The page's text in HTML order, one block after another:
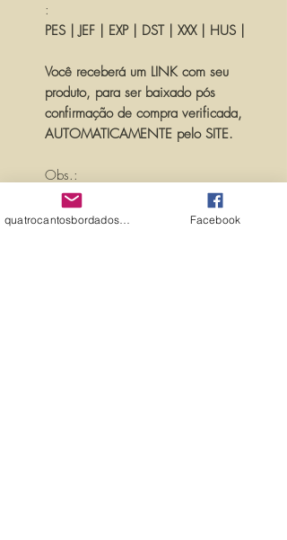
:
PES | JEF | EXP | DST | XXX | HUS |
Você receberá um LINK com seu
produto, para ser baixado pós
confirmação de compra verificada,
AUTOMATICAMENTE pelo SITE.
Obs.:
PARA PERSONALIZAR ESSA MATRIZ,
ACRESCENTANDO TEXTOS OU
Facebook